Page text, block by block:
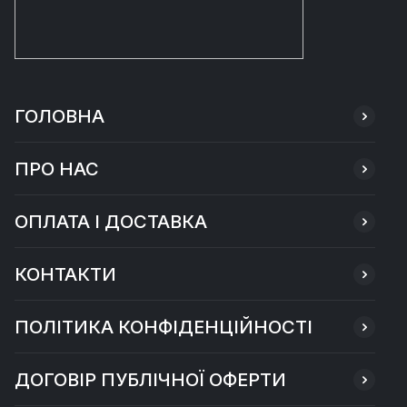
ГОЛОВНА
ПРО НАС
ОПЛАТА І ДОСТАВКА
КОНТАКТИ
ПОЛІТИКА КОНФІДЕНЦІЙНОСТІ
ДОГОВІР ПУБЛІЧНОЇ ОФЕРТИ